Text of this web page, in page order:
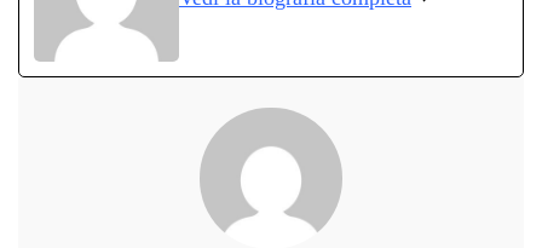
pp m
di